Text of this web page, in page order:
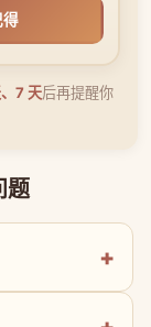
得
7 天后再提醒你
题